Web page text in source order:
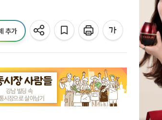
추가